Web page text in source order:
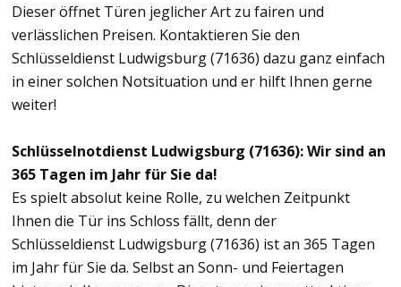
Dieser öffnet Türen jeglicher Art zu fairen und
verlässlichen Preisen. Kontaktieren Sie den
Schlüsseldienst Ludwigsburg (71636) dazu ganz einfach
in einer solchen Notsituation und er hilft Ihnen gerne
weiter!
Schlüsselnotdienst Ludwigsburg (71636): Wir sind an
365 Tagen im Jahr für Sie da!
Es spielt absolut keine Rolle, zu welchen Zeitpunkt
Ihnen die Tür ins Schloss fällt, denn der
Schlüsseldienst Ludwigsburg (71636) ist an 365 Tagen
im Jahr für Sie da. Selbst an Sonn- und Feiertagen